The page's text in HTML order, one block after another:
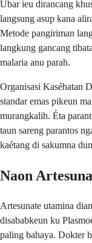
Ubar ieu dirancang
langsung asup kana
Metode pangiriman
langkung gancang
malaria anu parah.
Organisasi Kaséhatan
standar emas pikeun
murangkalih. Éta
taun sareng parantos
kaétang di sakumna
Naon
Artesunate utamina
disababkeun ku
paling bahaya. Dokter